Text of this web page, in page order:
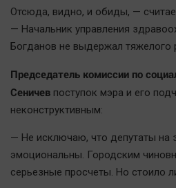
Новости компаний
Прогулки по городу Ч
Спецпроект
Статистика
Челябинск космический
Другие рубрики
Bookworms
English version
Отсюда, видно, и обиды, —
— Начальник управления
Богданов не выдержал тяжелого
Председатель комиссии по
Сеничев поступок мэра и его
неконструктивным:
— Не исключаю, что депутаты на
эмоциональны. Городским
серьезные просчеты. Но стоило